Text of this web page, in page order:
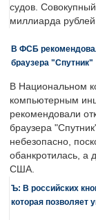
судов.
миллиарда
В ФСБ
браузера "Спутник"
В Национальном
компьютерным
рекомендовали
браузера
небезопасно,
обанкротилась, а
США.
Ъ: В российских
которая позволяет